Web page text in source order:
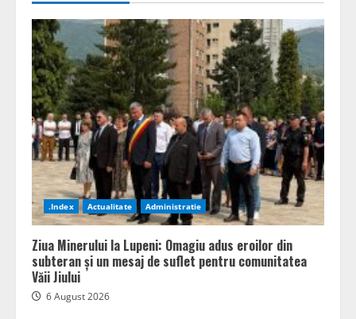
.Index Actualitate Administratie
Ziua Minerului la Lupeni: Omagiu adus eroilor din
subteran și un mesaj de suflet pentru comunitatea
Văii Jiului
6 August 2026